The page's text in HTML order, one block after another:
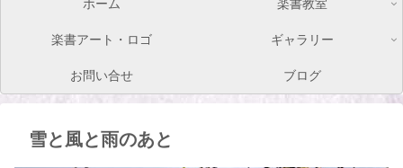
ホーム 楽書教室
楽書アート・ロゴ ギャラリー
お問い合せ ブログ
雪と風と雨のあと